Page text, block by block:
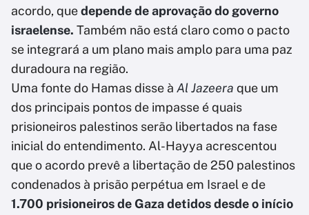
acordo, quedepende de aprovação do governo
israelense. Também não está claro como o pacto
se integrará a um plano mais amplo para uma paz
duradoura na região.
Uma fonte do Hamas disse à Al Jazeera que um
dos principais pontos de impasse é quais
prisioneiros palestinos serão libertados na fase
inicial do entendimento. Al-Hayya acrescentou
que o acordo prevê a libertação de 250 palestinos
condenados à prisão perpétua em Israel e de
1.700 prisioneiros de Gaza detidos desde o início